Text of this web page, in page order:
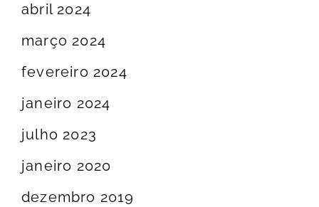
abril 2024
março 2024
fevereiro 2024
janeiro 2024
julho 2023
janeiro 2020
dezembro 2019